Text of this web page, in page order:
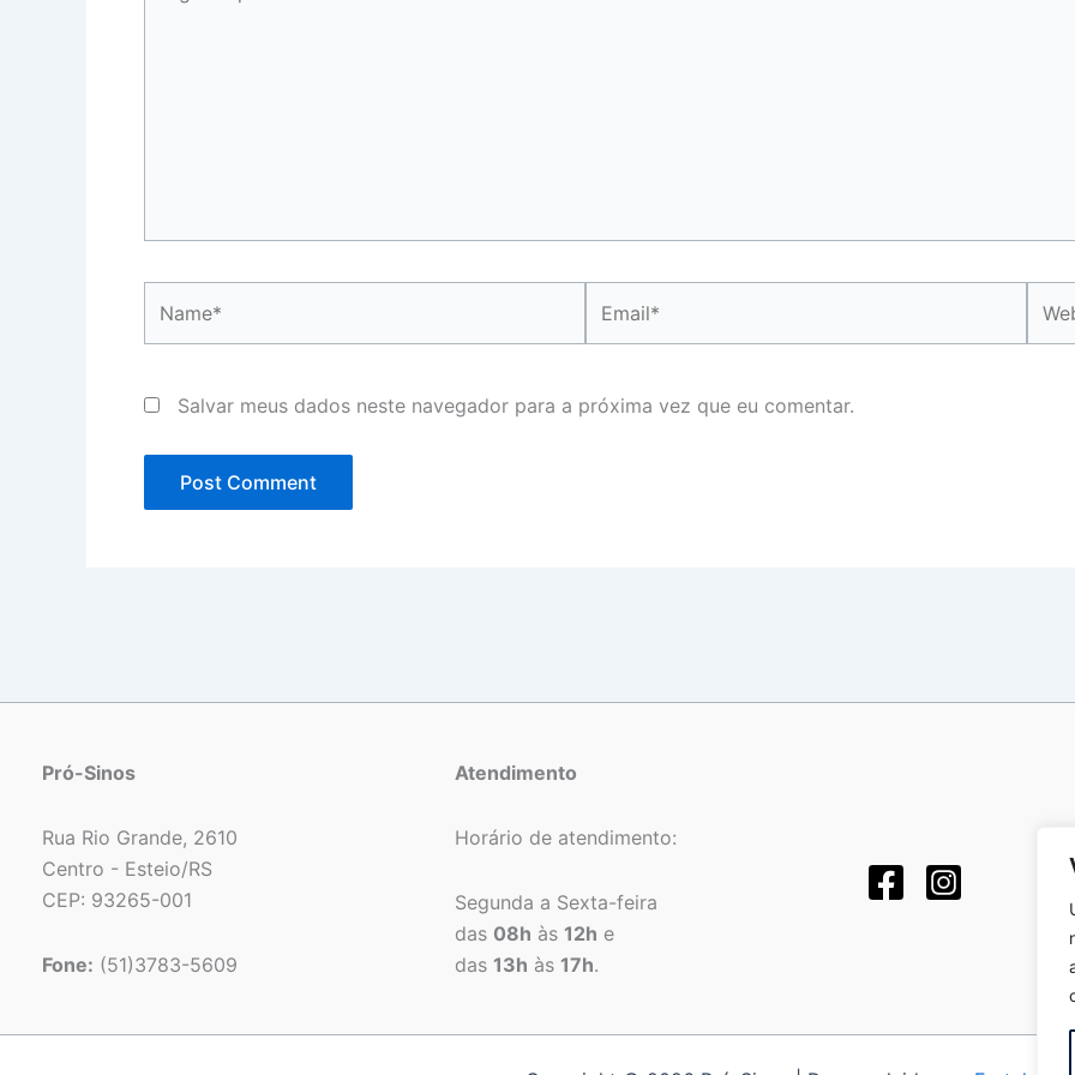
aqui...
Salvar meus dados neste navegador para a próxima vez que eu comentar.
Pró-Sinos
Rua Rio Grande, 2610
Centro - Esteio/RS
CEP: 93265-001
Fone: (51)3783-5609
Atendimento
Horário de atendimento:
Segunda a Sexta-feira
das 08h às 12h e
das 13h às 17h.